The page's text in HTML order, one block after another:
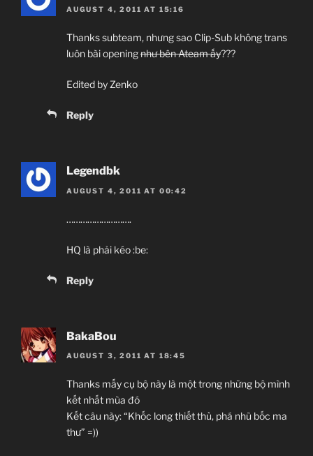
AUGUST 4, 2011 AT 15:16
Thanks subteam, nhưng sao Clip-Sub không trans
luôn bài openingnhư bên Ateam ấy???
Edited by Zenko
Reply
Legendbk
AUGUST 4, 2011 AT 00:42
……………………….
HQ là phải kéo :be:
Reply
BakaBou
AUGUST 3, 2011 AT 18:45
Thanks mấy cụ bộ này là một trong những bộ mình
kết nhất mùa đó
Kết câu này: “Khốc long thiết thủ, phá nhũ bốc ma
thư” =))